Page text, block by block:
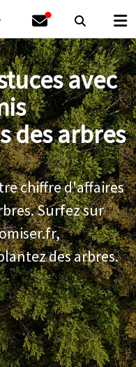
avec
des arbres
chiffre d'affaires
Surfez sur
des arbres.